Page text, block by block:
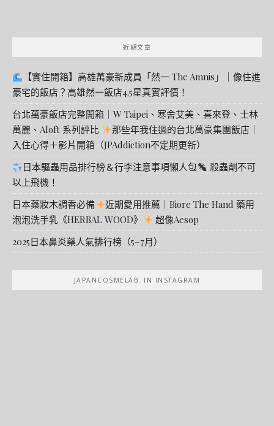
近期文章
【實住開箱】高雄萬豪新成員「然一 The Amnis」｜像住進
豪宅的飯店？高雄然一飯店4.5星真實評價！
台北萬豪飯店完整開箱｜W Taipei、寒舍艾美、喜來登、士林
萬麗、Aloft 系列評比
那些年我住過的台北萬豪集團飯店｜
入住心得＋影片開箱（JPAddiction不定期更新）
日本驅蟲用品排行榜＆行李注意事項懶人包
殺蟲劑不可
以上飛機！
日本藥妝木調香必備
近期愛用推薦｜Biore The Hand 藥用
泡泡洗手乳《HERBAL WOOD》
超像Aesop
2025日本鼻炎藥人氣排行榜（5–7月）
JAPANCOSMELAB. IN INSTAGRAM